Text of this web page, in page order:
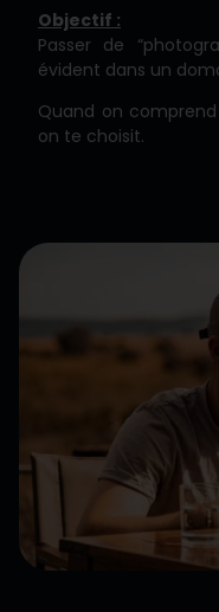
Objectif :
Passer de
évident dans un
Quand on
on te choisit.